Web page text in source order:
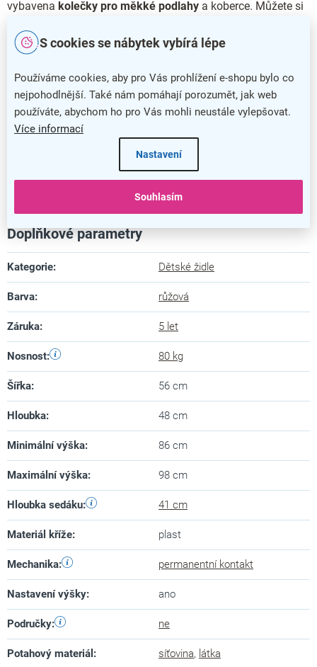
S cookies se nábytek vybírá lépe
Používáme cookies, aby pro Vás prohlížení e-shopu bylo co
nejpohodlnější. Také nám pomáhají porozumět, jak web
používáte, abychom ho pro Vás mohli neustále vylepšovat.
Více informací
Nastavení
Souhlasím
vybavena kolečky pro měkké podlahy a koberce. Můžete si
vhodná pro všechny typy podlah.
Židle je ideální volbou do dětských pokojů
Nastavitelná výška pro dítě v každém věku
Dětská židle Dingo je čalouněna kombinací látky a
Židli dodáváme s kolečky pro měkké podlahy
Nosný kříž disponuje nosností až 80 kg
Doplňkové parametry
Kategorie: Dětské židle
Barva: růžová
Záruka: 5 let
Nosnost: 80 kg
Šířka: 56 cm
Hloubka: 48 cm
Minimální výška: 86 cm
Maximální výška: 98 cm
Hloubka sedáku: 41 cm
Materiál kříže: plast
Mechanika: permanentní kontakt
Nastavení výšky: ano
Područky: ne
Potahový materiál : síťovina, látka